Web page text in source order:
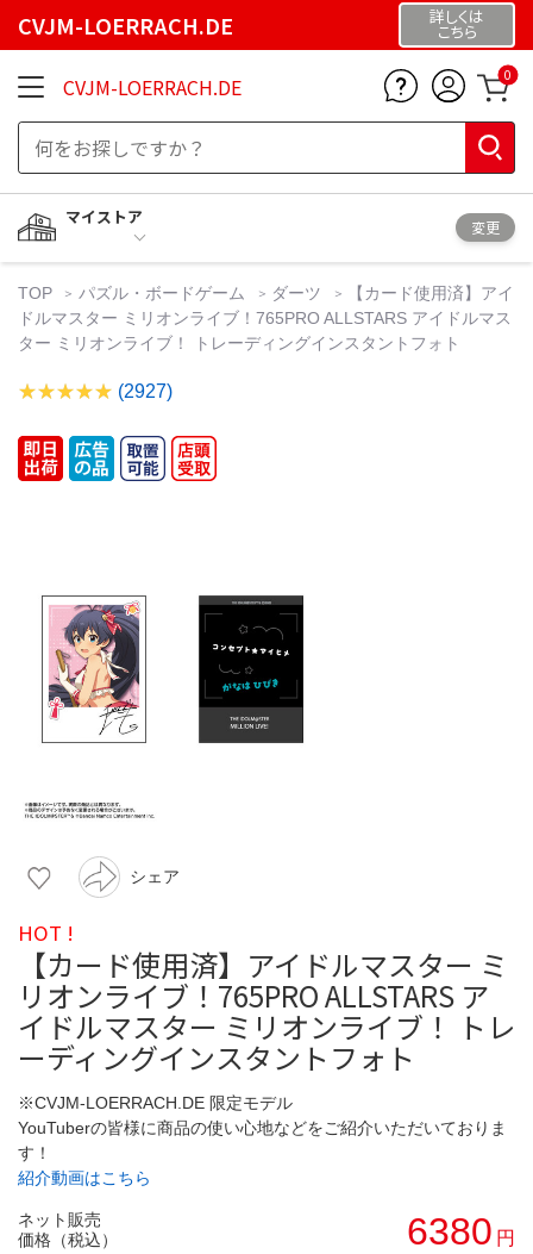
CVJM-LOERRACH.DE 詳しくは
こちら
CVJM-LOERRACH.DE 0
マイストア
変更
TOP パズル・ボードゲーム ダーツ
【カード使用済】アイ
ドルマスター ミリオンライブ！765PRO ALLSTARS アイドルマス
ター ミリオンライブ！ トレーディングインスタントフォト
(2927)
シェア
HOT !
【カード使用済】アイドルマスター ミ
リオンライブ！765PRO ALLSTARS ア
イドルマスター ミリオンライブ！ トレ
ーディングインスタントフォト
※CVJM-LOERRACH.DE 限定モデル
YouTuberの皆様に商品の使い心地などをご紹介いただいておりま
す！
紹介動画はこちら
ネット販売
価格（税込）
6380 円